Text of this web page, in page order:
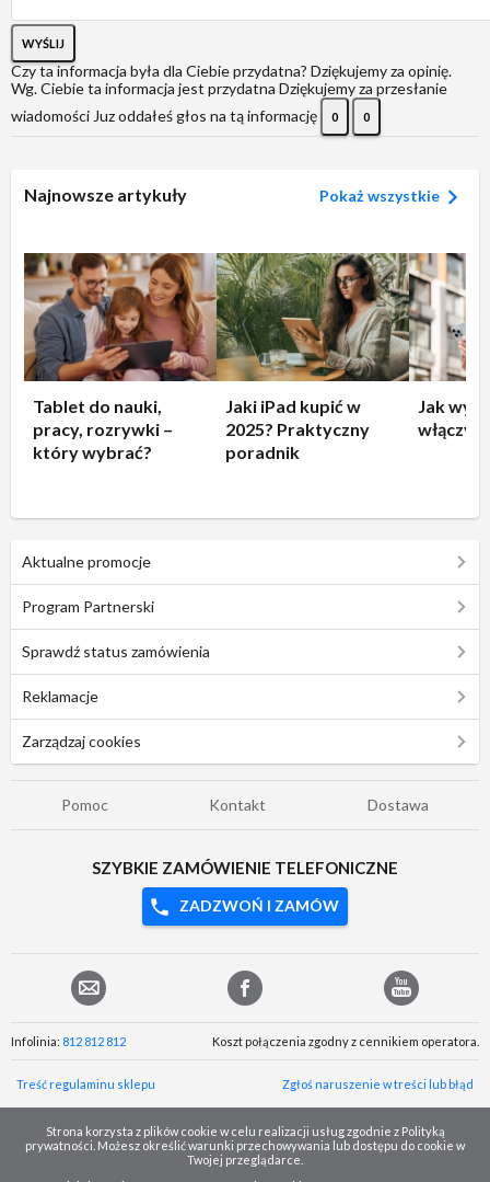
WYŚLIJ
Czy ta informacja była dla Ciebie przydatna? Dziękujemy za opinię.
Wg. Ciebie ta informacja jest przydatna Dziękujemy za przesłanie
wiadomości Juz oddałeś głos na tą informację 0 0
Najnowsze artykuły Pokaż wszystkie
Tablet do nauki,
pracy, rozrywki –
który wybrać?
Jaki iPad kupić w
2025? Praktyczny
poradnik
Jak
włączyć
Aktualne promocje
Program Partnerski
Sprawdź status zamówienia
Reklamacje
Zarządzaj cookies
Pomoc Kontakt Dostawa
SZYBKIE ZAMÓWIENIE TELEFONICZNE
ZADZWOŃ I ZAMÓW
Infolinia: 812 812 812 Koszt połączenia zgodny z cennikiem operatora.
Treść regulaminu sklepu Zgłoś naruszenie w treści lub błąd
Strona korzysta z plików cookie w celu realizacji usług zgodnie z Polityką
prywatności. Możesz określić warunki przechowywania lub dostępu do cookie w
Twojej przeglądarce.